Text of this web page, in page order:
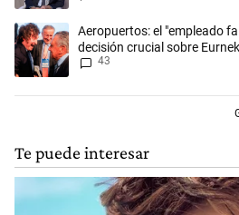
Un artículo de tendencia con el título
Aeropuertos: el "empleado
decisión crucial sobre
43